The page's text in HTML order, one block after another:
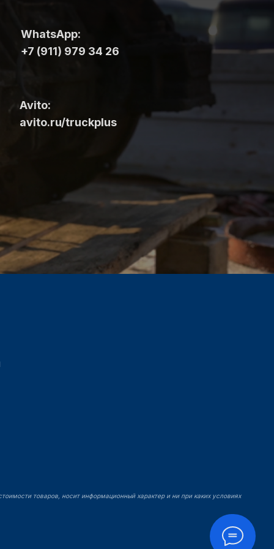
WhatsApp:
+7 (911) 979 34 26
Avito:
avito.ru/truckplus
товаров, носит информационный характер и ни при каких условиях